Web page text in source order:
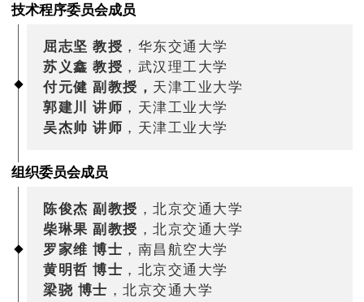
技术程序委员会成员
屈志坚 教授 ，华东交通大学
苏义鑫 教授 ，武汉理工大学
付元健 副教授 ， 天津工业大学
郭建川 讲师 ， 天津工业大学
吴杰帅 讲师 ，天津工业大学
组织委员会成员
陈俊杰 副教授 ，北京交通大学
柴琳果 副教授 ，北京交通大学
罗家维 博士 ，南昌航空大学
黄明哲 博士 ，北京交通大学
梁骁 博士 ，北京交通大学